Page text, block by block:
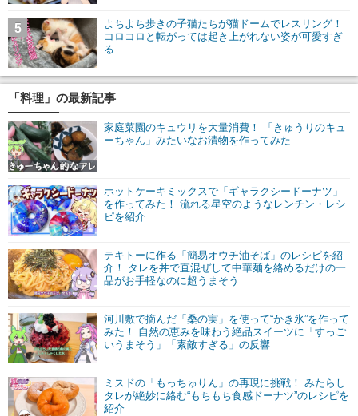
よちよち歩きの子猫たちが猫ドームでレスリング！
コロコロと転がっては起き上がれない姿が可愛すぎ
る
5
「料理」の最新記事
家庭菜園のキュウリを大量消費！ 「きゅうりのキュ
ーちゃん」みたいなお漬物を作ってみた
ホットケーキミックスで「ギャラクシードーナツ」
を作ってみた！ 流れる星空のようなレンチン・レシ
ピを紹介
テキトーに作る「簡易オウチ油そば」のレシピを紹
介！ タレを丼で直混ぜして中華麺を絡めるだけの一
品がお手軽なのに超うまそう
河川敷で摘んだ「桑の実」を使って“かき氷”を作って
みた！ 自然の恵みを味わう絶品スイーツに「すっご
いうまそう」「素敵すぎる」の反響
ミスドの「もっちゅりん」の再現に挑戦！ みたらし
タレが絶妙に絡む“もちもち食感ドーナツ”のレシピを
紹介